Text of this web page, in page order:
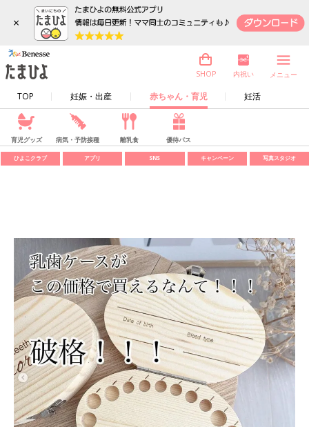
×
TOP 妊娠・出産 赤ちゃん・育児 妊活
SHOP 内祝い メニュー
育児グッズ 病気・予防接種 離乳食 優待パス
ひよこクラブ アプリ SNS キャンペーン 写真スタジオ